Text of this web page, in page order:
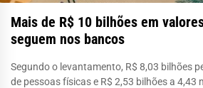
Mais de R$ 10 bilhões em
seguem nos bancos
Segundo o levantamento, R$ 8,03 bilhões
de pessoas físicas e R$ 2,53 bilhões a 4,43